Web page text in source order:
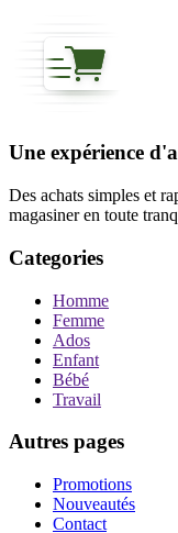
Une expérience
Des achats simples et
magasiner en toute
Categories
Homme
Femme
Ados
Enfant
Bébé
Travail
Autres pages
Promotions
Nouveautés
Contact